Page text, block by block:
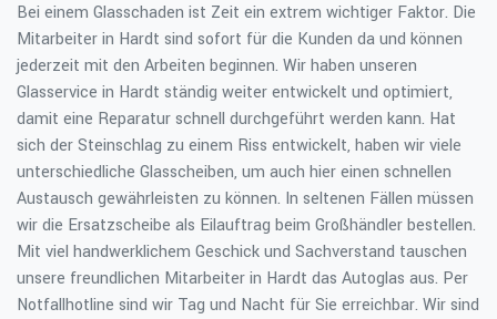
Bei einem Glasschaden ist Zeit ein extrem wichtiger Faktor. Die
Mitarbeiter in Hardt sind sofort für die Kunden da und können
jederzeit mit den Arbeiten beginnen. Wir haben unseren
Glasservice in Hardt ständig weiter entwickelt und optimiert,
damit eine Reparatur schnell durchgeführt werden kann. Hat
sich der Steinschlag zu einem Riss entwickelt, haben wir viele
unterschiedliche Glasscheiben, um auch hier einen schnellen
Austausch gewährleisten zu können. In seltenen Fällen müssen
wir die Ersatzscheibe als Eilauftrag beim Großhändler bestellen.
Mit viel handwerklichem Geschick und Sachverstand tauschen
unsere freundlichen Mitarbeiter in Hardt das Autoglas aus. Per
Notfallhotline sind wir Tag und Nacht für Sie erreichbar. Wir sind